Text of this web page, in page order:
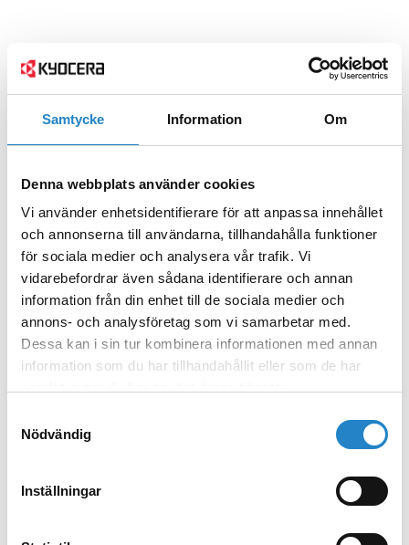
Samtycke Information Om
Denna webbplats använder cookies
Vi använder enhetsidentifierare för att anpassa innehållet
och annonserna till användarna, tillhandahålla funktioner
för sociala medier och analysera vår trafik. Vi
vidarebefordrar även sådana identifierare och annan
information från din enhet till de sociala medier och
annons- och analysföretag som vi samarbetar med.
Dessa kan i sin tur kombinera informationen med annan
information som du har tillhandahållit eller som de har
Nödvändig
Inställningar